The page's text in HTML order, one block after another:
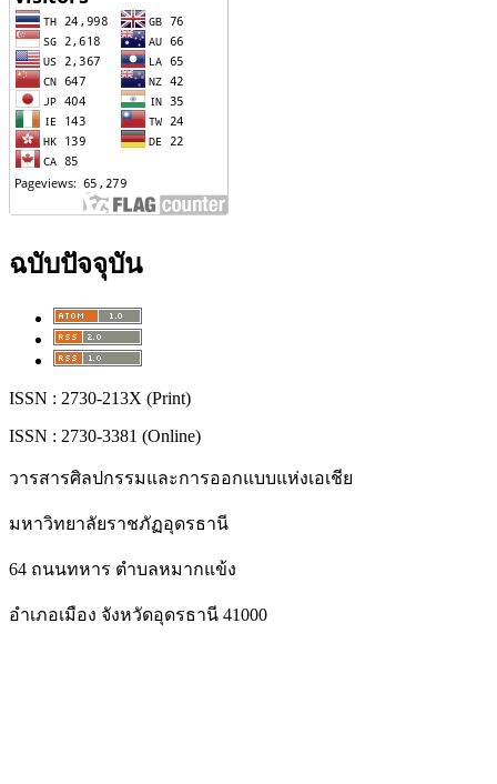
ฉบับปัจจุบัน
ISSN : 2730-213X (Print)
ISSN : 2730-3381 (Online)
วารสารศิลปกรรมและการออกแบบแห่งเอเชีย
มหาวิทยาลัยราชภัฏอุดรธานี
64 ถนนทหาร ตำบลหมากแข้ง
อำเภอเมือง จังหวัดอุดรธานี 41000